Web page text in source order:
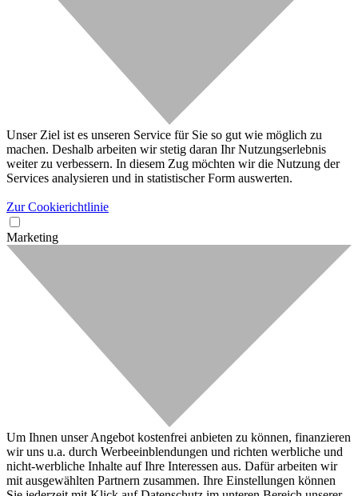
Unser Ziel ist es unseren Service für Sie so gut wie möglich zu
machen. Deshalb arbeiten wir stetig daran Ihr Nutzungserlebnis
weiter zu verbessern. In diesem Zug möchten wir die Nutzung der
Services analysieren und in statistischer Form auswerten.
Zur Cookierichtlinie
Marketing
Um Ihnen unser Angebot kostenfrei anbieten zu können, finanzieren
wir uns u.a. durch Werbeeinblendungen und richten werbliche und
nicht-werbliche Inhalte auf Ihre Interessen aus. Dafür arbeiten wir
mit ausgewählten Partnern zusammen. Ihre Einstellungen können